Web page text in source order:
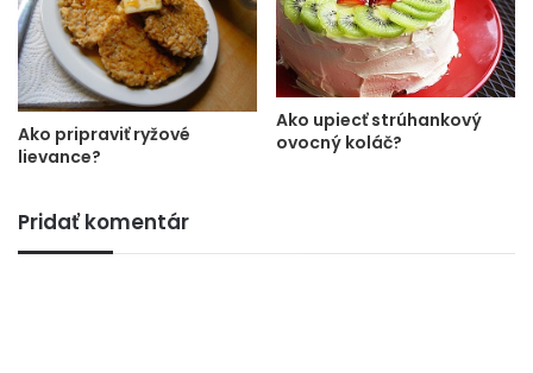
Ako pripraviť ryžové
lievance?
Ako upiecť strúhankový
ovocný koláč?
Pridať komentár